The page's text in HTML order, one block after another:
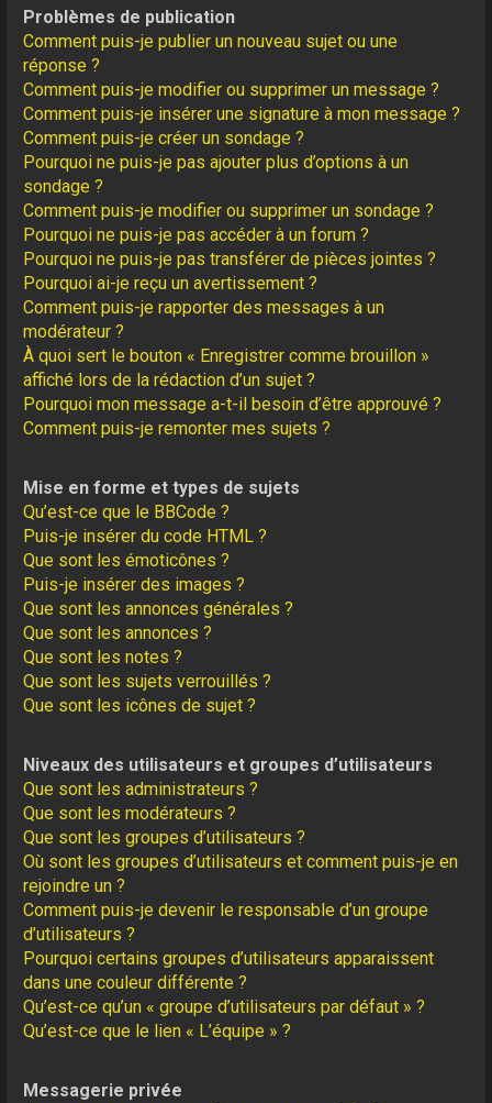
Problèmes de publication
Comment puis-je publier un nouveau sujet ou une
réponse ?
Comment puis-je modifier ou supprimer un message ?
Comment puis-je insérer une signature à mon message ?
Comment puis-je créer un sondage ?
Pourquoi ne puis-je pas ajouter plus d’options à un
sondage ?
Comment puis-je modifier ou supprimer un sondage ?
Pourquoi ne puis-je pas accéder à un forum ?
Pourquoi ne puis-je pas transférer de pièces jointes ?
Pourquoi ai-je reçu un avertissement ?
Comment puis-je rapporter des messages à un
modérateur ?
À quoi sert le bouton « Enregistrer comme brouillon »
affiché lors de la rédaction d’un sujet ?
Pourquoi mon message a-t-il besoin d’être approuvé ?
Comment puis-je remonter mes sujets ?
Mise en forme et types de sujets
Qu’est-ce que le BBCode ?
Puis-je insérer du code HTML ?
Que sont les émoticônes ?
Puis-je insérer des images ?
Que sont les annonces générales ?
Que sont les annonces ?
Que sont les notes ?
Que sont les sujets verrouillés ?
Que sont les icônes de sujet ?
Niveaux des utilisateurs et groupes d’utilisateurs
Que sont les administrateurs ?
Que sont les modérateurs ?
Que sont les groupes d’utilisateurs ?
Où sont les groupes d’utilisateurs et comment puis-je en
rejoindre un ?
Comment puis-je devenir le responsable d’un groupe
d’utilisateurs ?
Pourquoi certains groupes d’utilisateurs apparaissent
dans une couleur différente ?
Qu’est-ce qu’un « groupe d’utilisateurs par défaut » ?
Qu’est-ce que le lien « L’équipe » ?
Messagerie privée